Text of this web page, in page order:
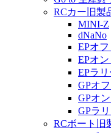
RCカー旧製
MINI-Z
dNaNo
EPオ
EPオ
EPラリ
GPオ
GPオ
GPラ
RCボート旧